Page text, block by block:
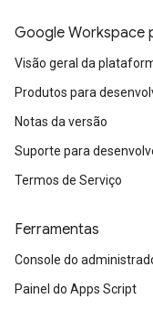
Google Workspace
Visão geral da
Produtos para
Notas da versão
Suporte para
Termos de Serviço
Ferramentas
Console do
Painel do Apps Script